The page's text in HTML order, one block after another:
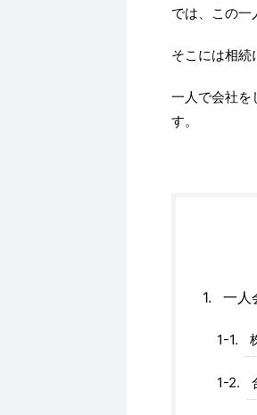
では、この一
そこには相続
一人で会社を
す。
一人